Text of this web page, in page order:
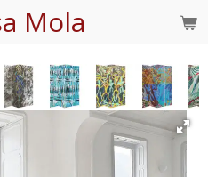
Mola